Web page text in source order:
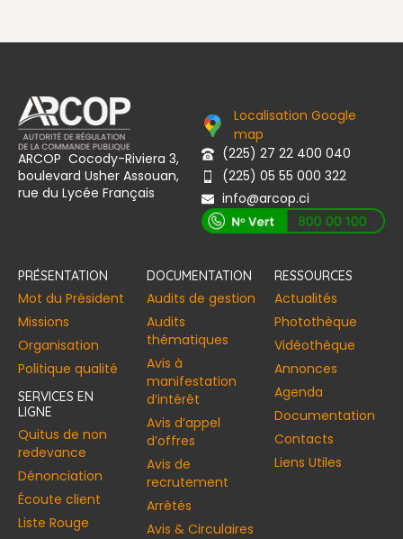
ARCOP Cocody-Riviera 3,
boulevard Usher Assouan,
rue du Lycée Français
Localisation Google
map
(225) 27 22 400 040
(225) 05 55 000 322
info@arcop.ci
PRÉSENTATION
Mot du Président
Missions
Organisation
Politique qualité
SERVICES EN
LIGNE
Quitus de non
redevance
Dénonciation
Écoute client
Liste Rouge
DOCUMENTATION
Audits de gestion
Audits
thématiques
Avis à
manifestation
d’intérêt
Avis d’appel
d’offres
Avis de
recrutement
Arrêtés
Avis & Circulaires
RESSOURCES
Actualités
Photothèque
Vidéothèque
Annonces​
Agenda
Documentation
Contacts
Liens Utiles